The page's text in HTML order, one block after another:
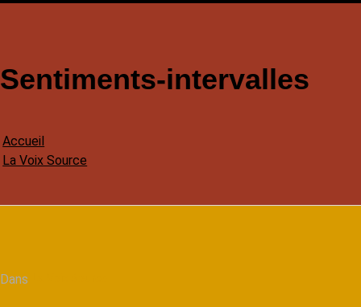
Sentiments-intervalles
Accueil
La Voix Source
Dans